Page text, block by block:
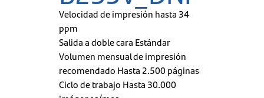
Velocidad de impresión hasta 34
ppm
Salida a doble cara Estándar
Volumen mensual de impresión
recomendado Hasta 2.500 páginas
Ciclo de trabajo Hasta 30.000